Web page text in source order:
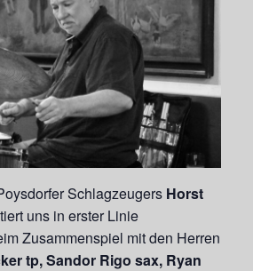
Schlagzeugers Horst
uns in erster Linie
Zusammenspiel mit den Herren
tp, Sandor Rigo sax, Ryan